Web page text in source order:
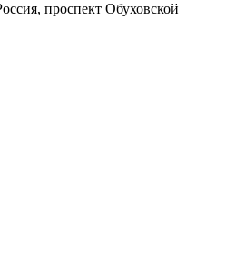
проспект Обуховской